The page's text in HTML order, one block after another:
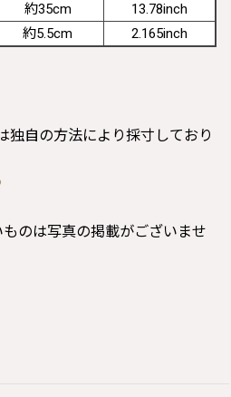
約35cm
13.78inch
約5.5cm 2.165inch
自の方法により採寸しており
のは写真の掲載がございませ